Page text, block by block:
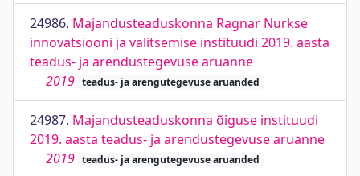
24986. Majandusteaduskonna Ragnar Nurkse
innovatsiooni ja valitsemise instituudi 2019. aasta
teadus- ja arendustegevuse aruanne
2019 teadus- ja arengutegevuse aruanded
24987. Majandusteaduskonna õiguse instituudi
2019. aasta teadus- ja arendustegevuse aruanne
2019 teadus- ja arengutegevuse aruanded